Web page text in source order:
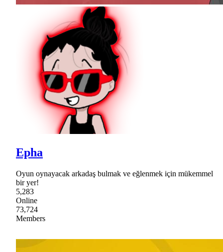
Epha
Oyun oynayacak arkadaş bulmak ve eğlenmek için mükemmel
bir yer!
5,283
Online
73,724
Members